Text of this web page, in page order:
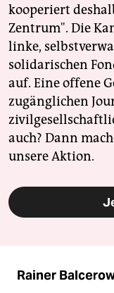
kooperiert
Zentrum". Die
linke,
solidarischen
auf. Eine offene
zugänglichen
auch? Dann
unsere Aktion.
Rainer